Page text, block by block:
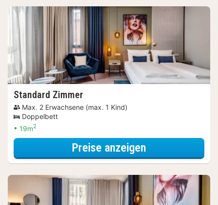
Standard Zimmer
Max. 2 Erwachsene (max. 1 Kind)
Doppelbett
19m2
Preise anzeigen